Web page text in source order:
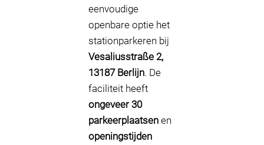
eenvoudige
openbare optie het
stationparkeren bij
Vesaliusstraße 2,
13187 Berlijn. De
faciliteit heeft
ongeveer 30
parkeerplaatsen en
openingstijden